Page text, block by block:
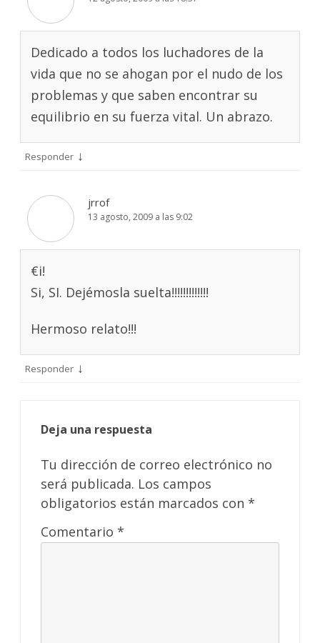
Dedicado a todos los luchadores de la
vida que no se ahogan por el nudo de los
problemas y que saben encontrar su
equilibrio en su fuerza vital. Un abrazo.
Responder ↓
jrrof
13 agosto, 2009 a las 9:02
€i!
Si, SI. Dejémosla suelta!!!!!!!!!!!!!
Hermoso relato!!!
Responder ↓
Deja una respuesta
Tu dirección de correo electrónico no
será publicada. Los campos
obligatorios están marcados con *
Comentario *